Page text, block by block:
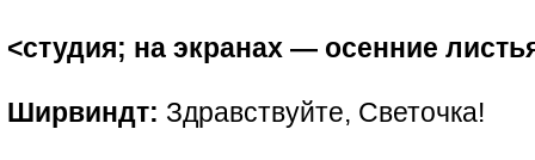
<студия; на экранах — осенние
Ширвиндт: Здравствуйте, Светочка!